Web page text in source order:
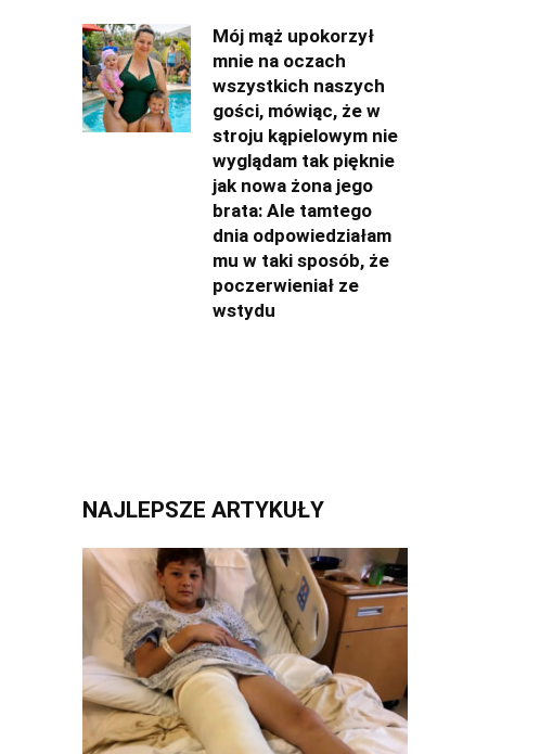
Mój mąż upokorzył
mnie na oczach
wszystkich naszych
gości, mówiąc, że w
stroju kąpielowym nie
wyglądam tak pięknie
jak nowa żona jego
brata: Ale tamtego
dnia odpowiedziałam
mu w taki sposób, że
poczerwieniał ze
wstydu
NAJLEPSZE ARTYKUŁY